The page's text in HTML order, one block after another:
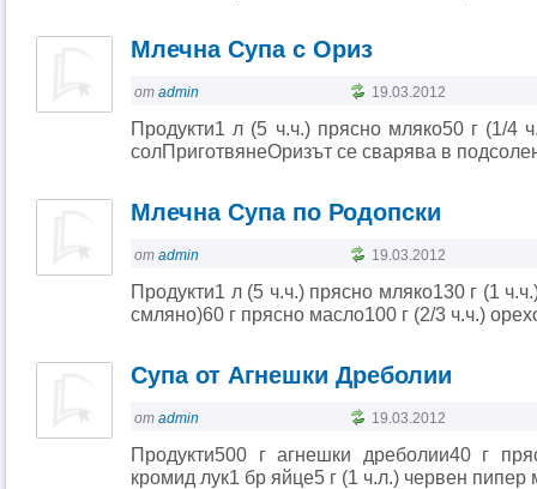
Млечна Супа с Ориз
от admin 19.03.2012
Продукти1 л (5 ч.ч.) прясно мляко50 г (1/4
солПриготвянеОризът се сварява в
Млечна Супа по Родопски
от admin 19.03.2012
Продукти1 л (5 ч.ч.) прясно мляко130 г (1
смляно)60 г прясно масло100 г (2/3 ч.ч.)
Супа от Агнешки Дреболии
от admin 19.03.2012
Продукти500 г агнешки дреболии40 г
кромид лук1 бр яйце5 г (1 ч.л.) червен